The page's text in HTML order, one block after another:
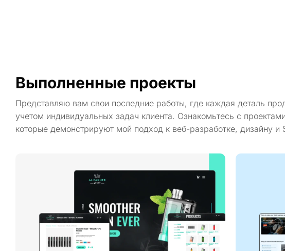
Выполненные проекты
Представляю вам свои последние работы, где каждая деталь
учетом индивидуальных задач клиента. Ознакомьтесь с
которые демонстрируют мой подход к веб-разработке, дизайну и